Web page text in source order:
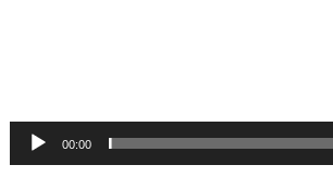
00:00